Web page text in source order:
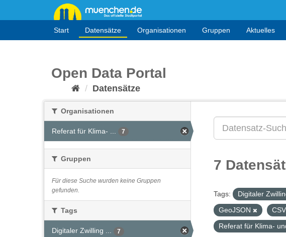
Start Datensätze Organisationen Gruppen Aktuelles
Open Data Portal
Datensätze
Organisationen
Referat für Klima- ... 7
Gruppen
Für diese Suche wurden keine Gruppen
gefunden.
Tags
Digitaler Zwilling ... 7
7
Tags: Digitaler
GeoJSON
CSV
Referat für Klima-